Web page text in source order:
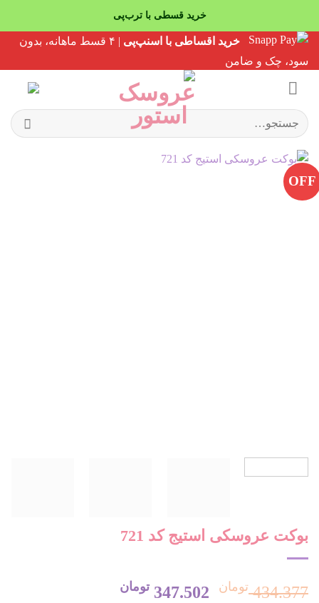
خرید قسطی با ترب‌پی
Skip
خرید اقساطی با اسنپ‌پی
| ۴ قسط ماهانه، بدون
سود، چک و ضامن
جستجو
برای:
OFF
بوکت عروسکی استیج کد 721
434.377 تومان قیمت
347.502 تومان